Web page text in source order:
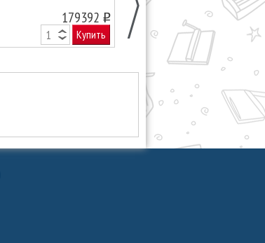
179392 o
Купить